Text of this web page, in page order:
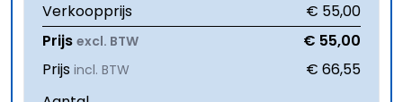
Verkoopprijs
€ 55,00
Prijs excl. BTW
€ 55,00
Prijs incl. BTW
€ 66,55